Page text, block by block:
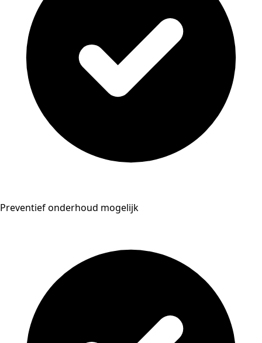
Preventief onderhoud mogelijk